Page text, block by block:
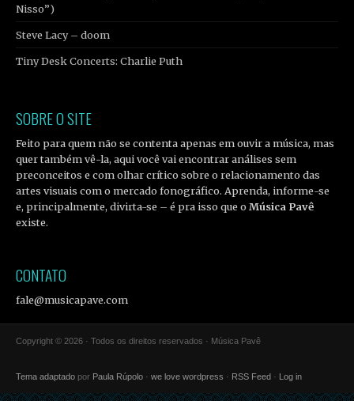
Nisso”)
Steve Lacy – doom
Tiny Desk Concerts: Charlie Puth
SOBRE O SITE
Feito para quem não se contenta apenas em ouvir a música, mas
quer também vê-la, aqui você vai encontrar análises sem
preconceitos e com olhar crítico sobre o relacionamento das
artes visuais com o mercado fonográfico. Aprenda, informe-se
e, principalmente, divirta-se – é pra isso que oMúsica Pavê
existe.
CONTATO
fale@musicapave.com
Copyright © 2026 · Todos os direitos reservados · Música Pavê
Tema adaptado por Paula Rúpolo · we love wordpress · RSS Feed · Log in